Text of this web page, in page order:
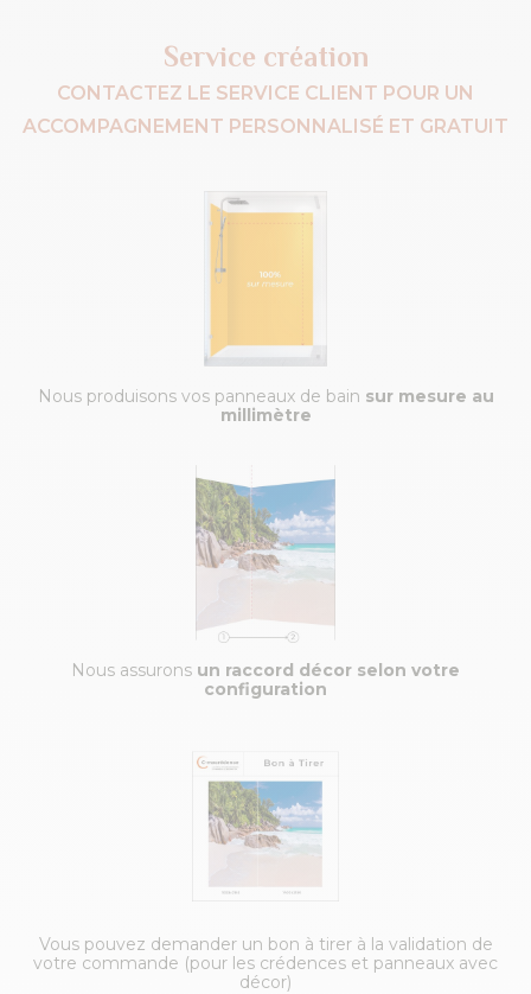
Service création
CONTACTEZ LE SERVICE CLIENT POUR UN
ACCOMPAGNEMENT PERSONNALISÉ ET GRATUIT
Nous produisons vos panneaux de bain sur mesure au
millimètre
Nous assurons un raccord décor selon votre
configuration
Vous pouvez demander un bon à tirer à la validation de
votre commande (pour les crédences et panneaux avec
décor)